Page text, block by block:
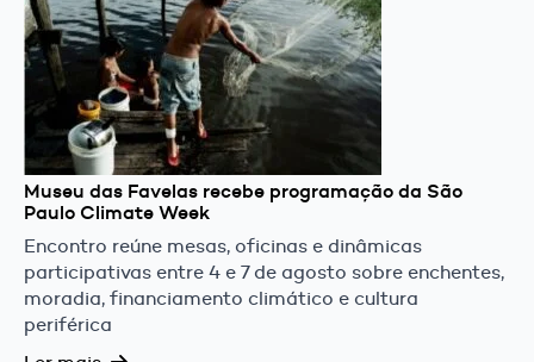
Museu das Favelas recebe programação da São
Paulo Climate Week
Encontro reúne mesas, oficinas e dinâmicas
participativas entre 4 e 7 de agosto sobre enchentes,
moradia, financiamento climático e cultura
periférica